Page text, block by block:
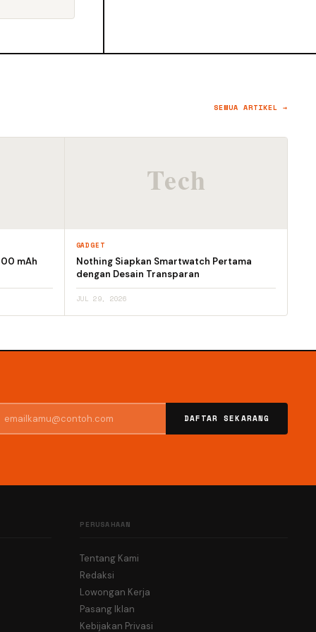
SEMUA ARTIKEL →
mAh
GADGET
Nothing Siapkan Smartwatch Pertama
dengan Desain Transparan
JUL 29, 2026
DAFTAR SEKARANG
PERUSAHAAN
Tentang Kami
Redaksi
Lowongan Kerja
Pasang Iklan
Kebijakan Privasi